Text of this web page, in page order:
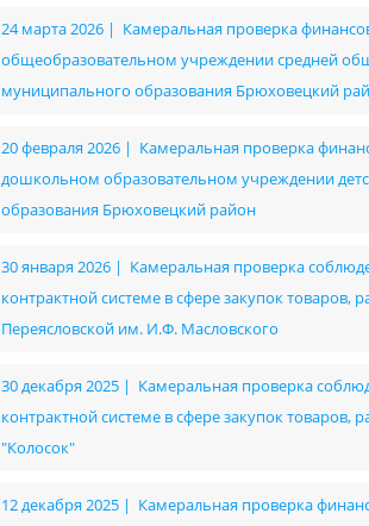
24 марта 2026 | Камеральная проверка
общеобразовательном учреждении средней
муниципального образования Брюховецкий
20 февраля 2026 | Камеральная проверка
дошкольном образовательном учреждении
образования Брюховецкий район
30 января 2026 | Камеральная проверка
контрактной системе в сфере закупок
Переясловской им. И.Ф. Масловского
30 декабря 2025 | Камеральная проверка
контрактной системе в сфере закупок
"Колосок"
12 декабря 2025 | Камеральная проверка